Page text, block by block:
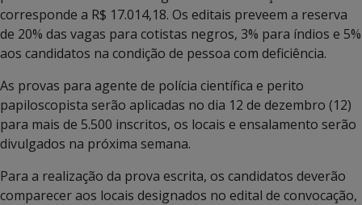
corresponde a R$ 17.014,18. Os editais preveem a reserva
de 20% das vagas para cotistas negros, 3% para índios e 5%
aos candidatos na condição de pessoa com deficiência.
As provas para agente de polícia científica e perito
papiloscopista serão aplicadas no dia 12 de dezembro (12)
para mais de 5.500 inscritos, os locais e ensalamento serão
divulgados na próxima semana.
Para a realização da prova escrita, os candidatos deverão
comparecer aos locais designados no edital de convocação,